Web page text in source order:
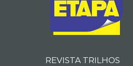
REVISTA TRILHOS